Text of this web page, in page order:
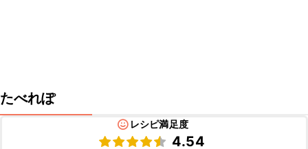
たべれぽ
レシピ満足度
4.54